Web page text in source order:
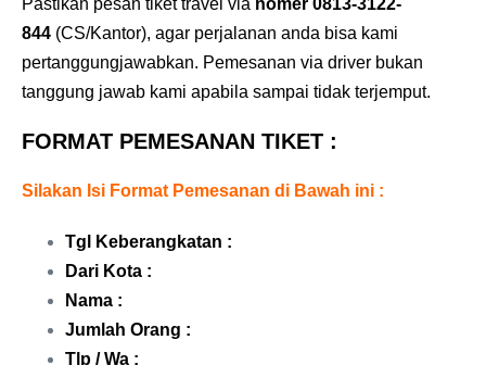
844 (CS/Kantor), agar perjalanan anda bisa kami
pertanggungjawabkan. Pemesanan via driver bukan
tanggung jawab kami apabila sampai tidak terjemput.
FORMAT PEMESANAN TIKET :
Silakan Isi Format Pemesanan di Bawah ini :
Tgl Keberangkatan :
Dari Kota :
Nama :
Jumlah Orang :
Tlp / Wa :